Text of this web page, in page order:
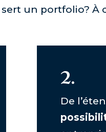
un portfolio? À
2.
De